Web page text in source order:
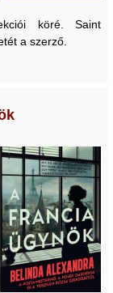
köré. Saint
a szerző.